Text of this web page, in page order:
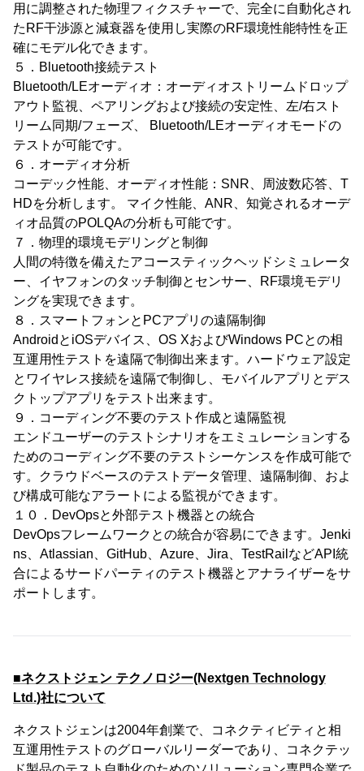
用に調整された物理フィクスチャーで、完全に自動化され
たRF干渉源と減衰器を使用し実際のRF環境性能特性を正
確にモデル化できます。
５．Bluetooth接続テスト
Bluetooth/LEオーディオ：オーディオストリームドロップ
アウト監視、ペアリングおよび接続の安定性、左/右スト
リーム同期/フェーズ、 Bluetooth/LEオーディオモードの
テストが可能です。
６．オーディオ分析
コーデック性能、オーディオ性能：SNR、周波数応答、T
HDを分析します。 マイク性能、ANR、知覚されるオーデ
ィオ品質のPOLQAの分析も可能です。
７．物理的環境モデリングと制御
人間の特徴を備えたアコースティックヘッドシミュレータ
ー、イヤフォンのタッチ制御とセンサー、RF環境モデリ
ングを実現できます。
８．スマートフォンとPCアプリの遠隔制御
AndroidとiOSデバイス、OS XおよびWindows PCとの相
互運用性テストを遠隔で制御出来ます。ハードウェア設定
とワイヤレス接続を遠隔で制御し、モバイルアプリとデス
クトップアプリをテスト出来ます。
９．コーディング不要のテスト作成と遠隔監視
エンドユーザーのテストシナリオをエミュレーションする
ためのコーディング不要のテストシーケンスを作成可能で
す。クラウドベースのテストデータ管理、遠隔制御、およ
び構成可能なアラートによる監視ができます。
１０．DevOpsと外部テスト機器との統合
DevOpsフレームワークとの統合が容易にできます。Jenki
ns、Atlassian、GitHub、Azure、Jira、TestRailなどAPI統
合によるサードパーティのテスト機器とアナライザーをサ
ポートします。
■ネクストジェン テクノロジー(Nextgen Technology
Ltd.)社について
ネクストジェンは2004年創業で、コネクティビティと相
互運用性テストのグローバルリーダーであり、コネクテッ